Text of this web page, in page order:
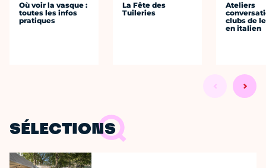
Où voir la vasque :
toutes les infos
pratiques
La Fête des
Tuileries
Ateliers
clubs de
en italien
SÉLECTIONS